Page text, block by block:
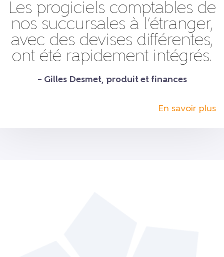
Les progiciels comptables de
nos succursales à l’étranger,
avec des devises différentes,
ont été rapidement intégrés.
– Gilles Desmet, produit et finances
En savoir plus